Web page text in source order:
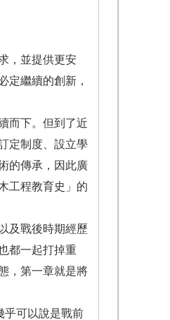
，並提供更安
定繼續的創新，
而下。但到了近
定制度、設立學
的傳承，因此廣
工程教育史」的
及戰後時期經歷
都一起打掉重
，第一章就是將
乎可以說是戰前